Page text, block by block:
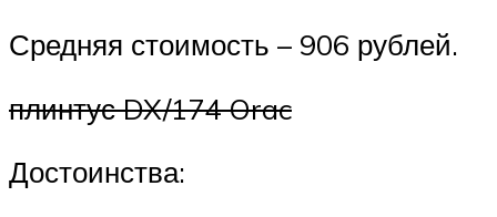
Средняя стоимость – 906 рублей.
плинтус DX/174 Orac
Достоинства: